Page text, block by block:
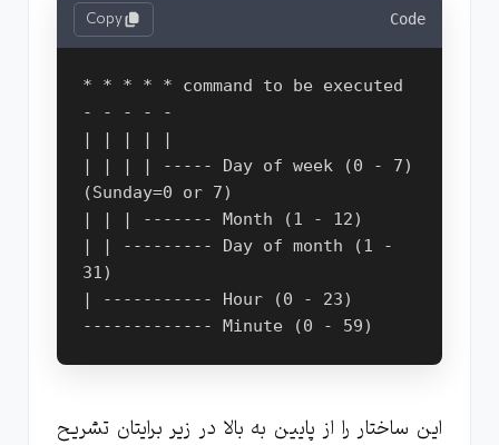
Code
Copy
* * * * * command to be executed
- - - - -
| | | | ----- Day of week (0 - 7)
(Sunday=0 or 7)
| | | ------- Month (1 - 12)
| | --------- Day of month (1 -
31)
| ----------- Hour (0 - 23)
این ساختار را از پایین به بالا در زیر برایتان تشریح